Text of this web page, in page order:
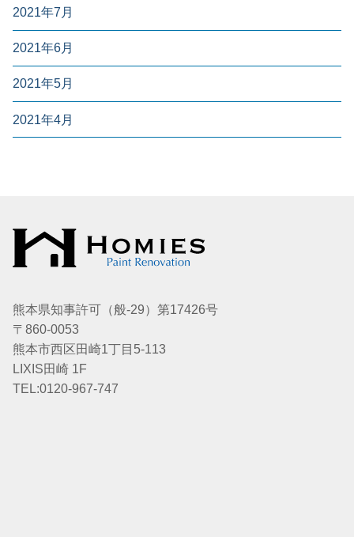
2021年7月
2021年6月
2021年5月
2021年4月
熊本県知事許可（般-29）第17426号
〒860-0053
熊本市西区田崎1丁目5-113
LIXIS田崎 1F
TEL:0120-967-747